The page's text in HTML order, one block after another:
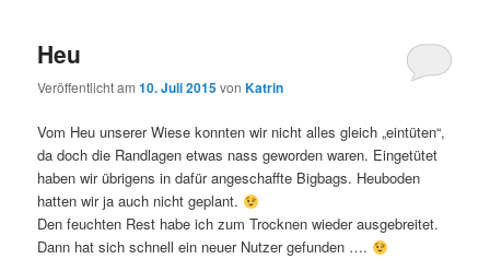
Heu
Veröffentlicht am10. Juli 2015vonKatrin
Vom Heu unserer Wiese konnten wir nicht alles gleich „eintüten“,
da doch die Randlagen etwas nass geworden waren. Eingetütet
haben wir übrigens in dafür angeschaffte Bigbags. Heuboden
hatten wir ja auch nicht geplant.
Den feuchten Rest habe ich zum Trocknen wieder ausgebreitet.
Dann hat sich schnell ein neuer Nutzer gefunden ….